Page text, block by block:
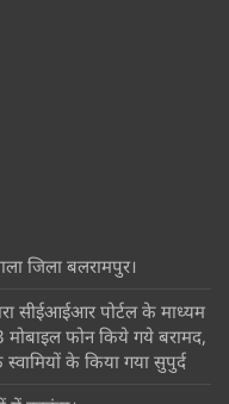
जिला बलरामपुर।
सीईआईआर पोर्टल के माध्यम
फोन किये गये बरामद,
के किया गया सुपुर्द